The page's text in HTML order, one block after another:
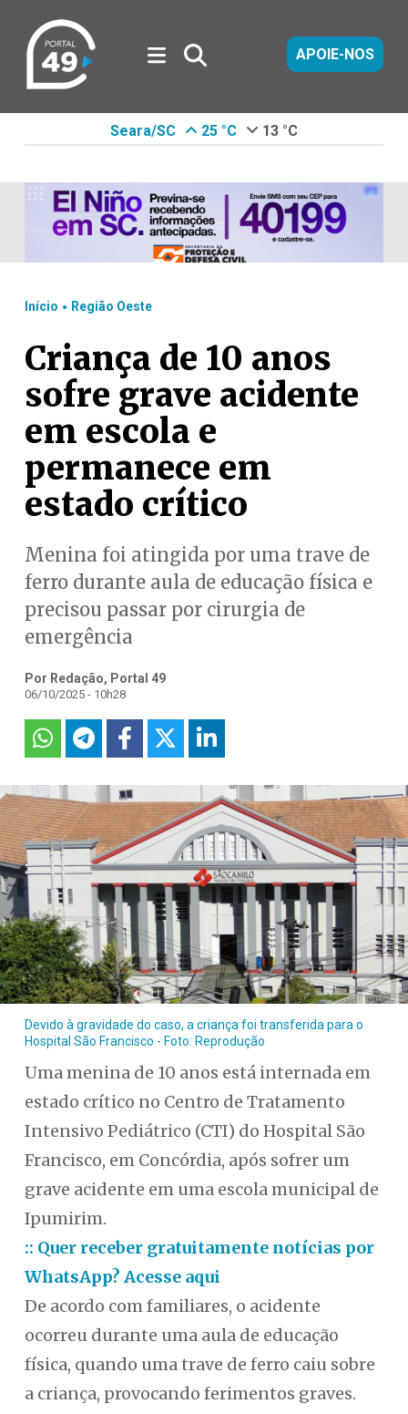
APOIE-NOS
Seara/SC 25 °C 13 °C
Início . Região Oeste
Criança de 10 anos
sofre grave acidente
em escola e
permanece em
estado crítico
Menina foi atingida por uma trave de
ferro durante aula de educação física e
precisou passar por cirurgia de
emergência
Por Redação, Portal 49
06/10/2025 - 10h28
Devido à gravidade do caso, a criança foi transferida para o
Hospital São Francisco - Foto: Reprodução
Uma menina de 10 anos está internada em
estado crítico no Centro de Tratamento
Intensivo Pediátrico (CTI) do Hospital São
Francisco, em Concórdia, após sofrer um
grave acidente em uma escola municipal de
Ipumirim.
:: Quer receber gratuitamente notícias por
WhatsApp? Acesse aqui
De acordo com familiares, o acidente
ocorreu durante uma aula de educação
física, quando uma trave de ferro caiu sobre
a criança, provocando ferimentos graves.